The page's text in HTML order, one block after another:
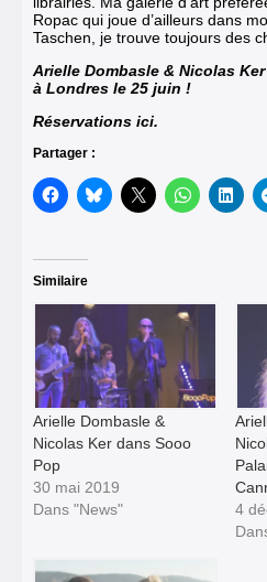
Ropac qui joue d’ailleurs dans
Taschen, je trouve toujours des
Arielle Dombasle & Nicolas
à Londres le 25 juin !
Réservations ici.
Partager :
Similaire
Arielle Dombasle &
Nicolas Ker dans Sooo
Pop
30 mai 2019
Dans "News"
4